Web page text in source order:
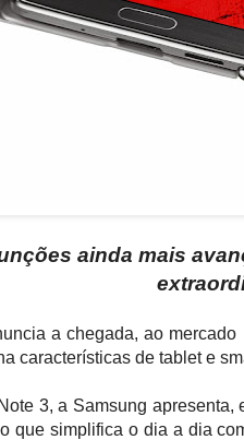
ainda mais
a chegada, ao
características de tablet e
3, a Samsung apresenta,
que simplifica o dia a dia